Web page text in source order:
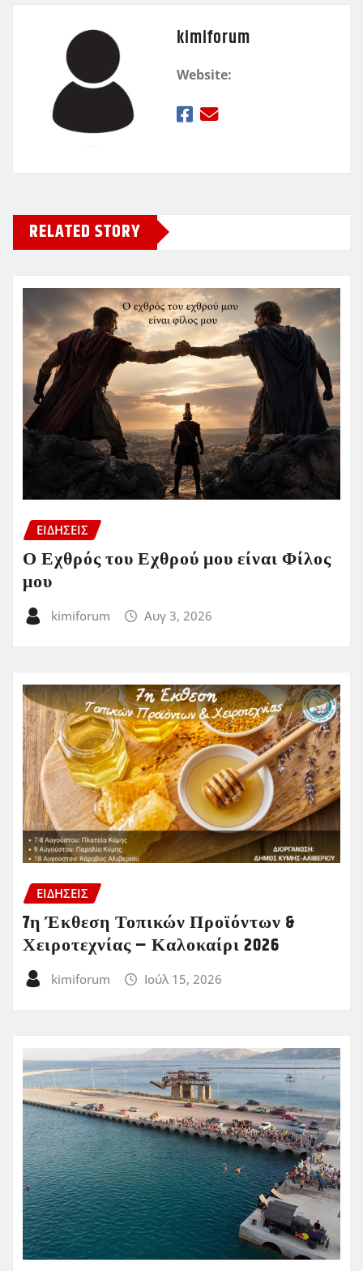
kimiforum
Website:
RELATED STORY
ΕΙΔΗΣΕΙΣ
Ο Εχθρός του Εχθρού μου είναι Φίλος
μου
kimiforum Αυγ 3, 2026
ΕΙΔΗΣΕΙΣ
7η Έκθεση Τοπικών Προϊόντων &
Χειροτεχνίας – Καλοκαίρι 2026
kimiforum Ιούλ 15, 2026